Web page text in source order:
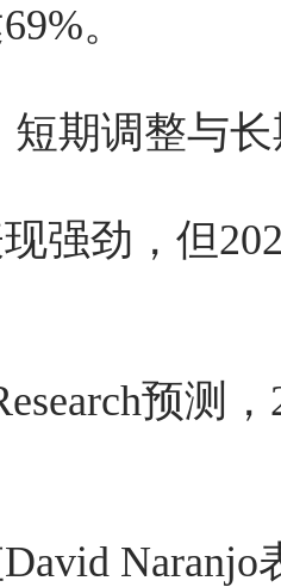
。
短期调整与
强劲，但
预测